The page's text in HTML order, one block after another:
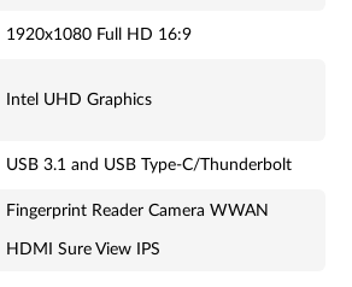
1920x1080 Full HD 16:9
Intel UHD Graphics
USB 3.1 and USB Type-C/Thunderbolt
Fingerprint Reader Camera WWAN
HDMI Sure View IPS